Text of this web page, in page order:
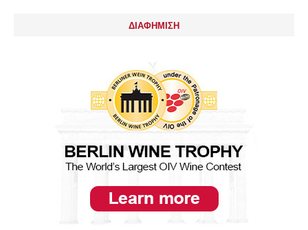
ΔΙΑΦΗΜΙΣΗ